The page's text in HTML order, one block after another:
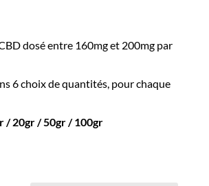
dosé entre 160mg et 200mg par
6 choix de quantités, pour chaque
/ 20gr / 50gr / 100gr